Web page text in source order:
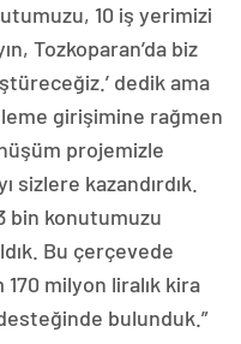
10 iş yerimizi
Tozkoparan’da biz
dedik ama
girişimine rağmen
projemizle
sizlere kazandırdık.
bin konutumuzu
Bu çerçevede
milyon liralık kira
bulunduk.”